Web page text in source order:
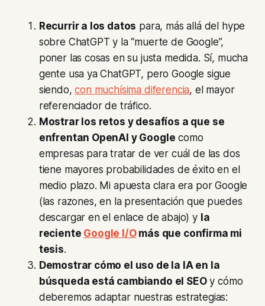
Recurrir a los datos para, más allá del hype
sobre ChatGPT y la “muerte de Google”,
poner las cosas en su justa medida. Sí, mucha
gente usa ya ChatGPT, pero Google sigue
siendo,con muchísima diferencia, el mayor
referenciador de tráfico.
Mostrar los retos y desafíos a que se
enfrentan OpenAI y Google como
empresas para tratar de ver cuál de las dos
tiene mayores probabilidades de éxito en el
medio plazo. Mi apuesta clara era por Google
(las razones, en la presentación que puedes
descargar en el enlace de abajo) y la
reciente Google I/Omás que confirma mi
tesis.
Demostrar cómo el uso de la IA en la
búsqueda está cambiando el SEOy cómo
deberemos adaptar nuestras estrategias: